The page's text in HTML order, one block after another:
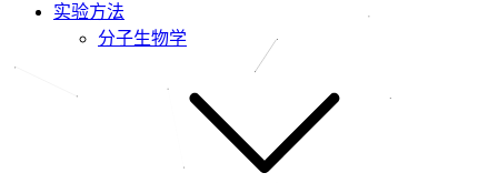
实验方法
分子生物学